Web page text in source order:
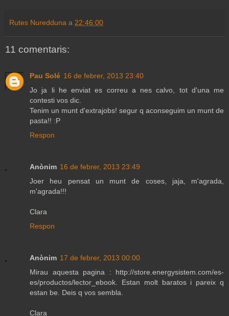
Rutes Nuredduna a 22:46:00
11 comentaris:
Pau Solé 16 de febrer, 2013 23:40
Jo ja li he enviat es correu a nes calvo, tot d'una me
contesti vos dic.
Tenim un munt d'extrajobs! segur q aconseguim un munt de
pasta!! :P
Respon
Anònim 16 de febrer, 2013 23:49
Joer heu pensat un munt de coses, jaja, m'agrada,
m'agrada!!!
Clara
Respon
Anònim 17 de febrer, 2013 00:00
Mirau aquesta pagina : http://store.energysistem.com/es-
es/productos/lector_ebook. Estan molt baratos i pareix q
estan be. Deis q vos sembla.
Clara